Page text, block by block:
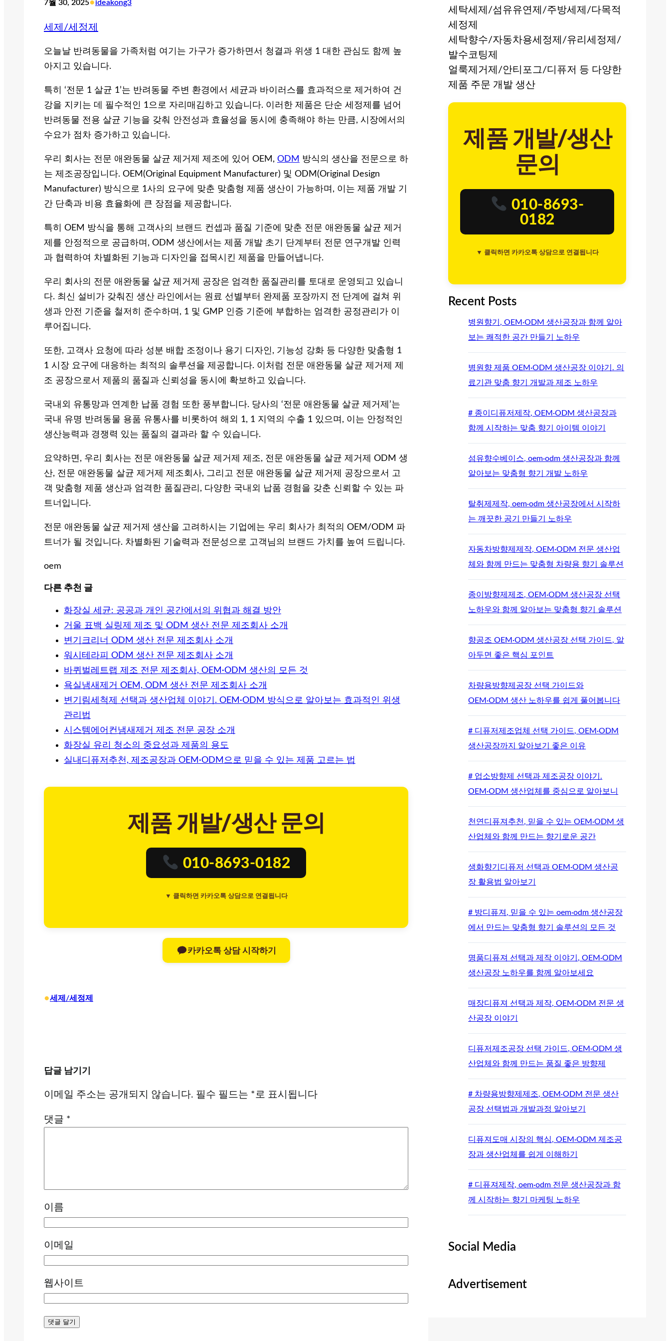
7월 30, 2025•ideakong3
세제/세정제
오늘날 반려동물을 가족처럼 여기는 가구가 증가하면서 청결과 위생 1 대한 관심도 함께 높
아지고 있습니다.
특히 ‘전문 1 살균 1’는 반려동물 주변 환경에서 세균과 바이러스를 효과적으로 제거하여 건
강을 지키는 데 필수적인 1으로 자리매김하고 있습니다. 이러한 제품은 단순 세정제를 넘어
반려동물 전용 살균 기능을 갖춰 안전성과 효율성을 동시에 충족해야 하는 만큼, 시장에서의
수요가 점차 증가하고 있습니다.
우리 회사는 전문 애완동물 살균 제거제 제조에 있어 OEM, ODM 방식의 생산을 전문으로 하
는 제조공장입니다. OEM(Original Equipment Manufacturer) 및 ODM(Original Design
Manufacturer) 방식으로 1사의 요구에 맞춘 맞춤형 제품 생산이 가능하며, 이는 제품 개발 기
간 단축과 비용 효율화에 큰 장점을 제공합니다.
특히 OEM 방식을 통해 고객사의 브랜드 컨셉과 품질 기준에 맞춘 전문 애완동물 살균 제거
제를 안정적으로 공급하며, ODM 생산에서는 제품 개발 초기 단계부터 전문 연구개발 인력
과 협력하여 차별화된 기능과 디자인을 접목시킨 제품을 만들어냅니다.
우리 회사의 전문 애완동물 살균 제거제 공장은 엄격한 품질관리를 토대로 운영되고 있습니
다. 최신 설비가 갖춰진 생산 라인에서는 원료 선별부터 완제품 포장까지 전 단계에 걸쳐 위
생과 안전 기준을 철저히 준수하며, 1 및 GMP 인증 기준에 부합하는 엄격한 공정관리가 이
루어집니다.
또한, 고객사 요청에 따라 성분 배합 조정이나 용기 디자인, 기능성 강화 등 다양한 맞춤형 1
1 시장 요구에 대응하는 최적의 솔루션을 제공합니다. 이처럼 전문 애완동물 살균 제거제 제
조 공장으로서 제품의 품질과 신뢰성을 동시에 확보하고 있습니다.
국내외 유통망과 연계한 납품 경험 또한 풍부합니다. 당사의 ‘전문 애완동물 살균 제거제’는
국내 유명 반려동물 용품 유통사를 비롯하여 해외 1, 1 지역의 수출 1 있으며, 이는 안정적인
생산능력과 경쟁력 있는 품질의 결과라 할 수 있습니다.
요약하면, 우리 회사는 전문 애완동물 살균 제거제 제조, 전문 애완동물 살균 제거제 ODM 생
산, 전문 애완동물 살균 제거제 제조회사, 그리고 전문 애완동물 살균 제거제 공장으로서 고
객 맞춤형 제품 생산과 엄격한 품질관리, 다양한 국내외 납품 경험을 갖춘 신뢰할 수 있는 파
트너입니다.
전문 애완동물 살균 제거제 생산을 고려하시는 기업에는 우리 회사가 최적의 OEM/ODM 파
트너가 될 것입니다. 차별화된 기술력과 전문성으로 고객님의 브랜드 가치를 높여 드립니다.
oem
다른 추천 글
화장실 세균: 공공과 개인 공간에서의 위협과 해결 방안
거울 표백 실링제 제조 및 ODM 생산 전문 제조회사 소개
변기크리너 ODM 생산 전문 제조회사 소개
워시테라피 ODM 생산 전문 제조회사 소개
바퀴벌레트랩 제조 전문 제조회사, OEM·ODM 생산의 모든 것
욕실냄새제거 OEM, ODM 생산 전문 제조회사 소개
변기림세척제 선택과 생산업체 이야기. OEM·ODM 방식으로 알아보는 효과적인 위생
관리법
시스템에어컨냄새제거 제조 전문 공장 소개
화장실 유리 청소의 중요성과 제품의 용도
실내디퓨저추천, 제조공장과 OEM·ODM으로 믿을 수 있는 제품 고르는 법
제품 개발/생산 문의
010-8693-0182
▼ 클릭하면 카카오톡 상담으로 연결됩니다
카카오톡 상담 시작하기
•세제/세정제
답글 남기기
이메일 주소는 공개되지 않습니다. 필수 필드는 *로 표시됩니다
댓글 *
이름
이메일
웹사이트
세탁세제/섬유유연제/주방세제/다목적
세정제
세탁향수/자동차용세정제/유리세정제/
발수코팅제
얼룩제거제/안티포그/디퓨저 등 다양한
제품 주문 개발 생산
제품 개발/생산
문의
010-8693-
0182
▼ 클릭하면 카카오톡 상담으로 연결됩니다
Recent Posts
병원향기, OEM·ODM 생산공장과 함께 알아
보는 쾌적한 공간 만들기 노하우
병원향 제품 OEM·ODM 생산공장 이야기. 의
료기관 맞춤 향기 개발과 제조 노하우
# 종이디퓨저제작, OEM·ODM 생산공장과
함께 시작하는 맞춤 향기 아이템 이야기
섬유향수베이스, oem·odm 생산공장과 함께
알아보는 맞춤형 향기 개발 노하우
탈취제제작, oem·odm 생산공장에서 시작하
는 깨끗한 공기 만들기 노하우
자동차방향제제작, OEM·ODM 전문 생산업
체와 함께 만드는 맞춤형 차량용 향기 솔루션
종이방향제제조, OEM·ODM 생산공장 선택
노하우와 함께 알아보는 맞춤형 향기 솔루션
향공조 OEM·ODM 생산공장 선택 가이드, 알
아두면 좋은 핵심 포인트
차량용방향제공장 선택 가이드와
OEM·ODM 생산 노하우를 쉽게 풀어봅니다
# 디퓨저제조업체 선택 가이드, OEM·ODM
생산공장까지 알아보기 좋은 이유
# 업소방향제 선택과 제조공장 이야기.
OEM·ODM 생산업체를 중심으로 알아보니
천연디퓨져추천, 믿을 수 있는 OEM·ODM 생
산업체와 함께 만드는 향기로운 공간
생화향기디퓨저 선택과 OEM·ODM 생산공
장 활용법 알아보기
# 방디퓨져, 믿을 수 있는 oem·odm 생산공장
에서 만드는 맞춤형 향기 솔루션의 모든 것
명품디퓨져 선택과 제작 이야기, OEM·ODM
생산공장 노하우를 함께 알아보세요
매장디퓨져 선택과 제작, OEM·ODM 전문 생
산공장 이야기
디퓨저제조공장 선택 가이드, OEM·ODM 생
산업체와 함께 만드는 품질 좋은 방향제
# 차량용방향제제조, OEM·ODM 전문 생산
공장 선택법과 개발과정 알아보기
디퓨져도매 시장의 핵심, OEM·ODM 제조공
장과 생산업체를 쉽게 이해하기
# 디퓨져제작, oem·odm 전문 생산공장과 함
께 시작하는 향기 마케팅 노하우
Social Media
Advertisement